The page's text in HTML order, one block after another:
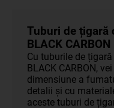
Tuburi de țigară
BLACK CARBON
Cu tuburile de
BLACK CARBON,
dimensiune a
detalii și cu
aceste tuburi de